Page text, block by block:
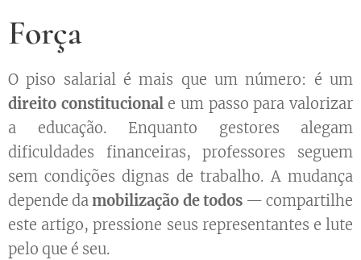
Força
O piso salarial é mais que um número: é um
direito constitucionale um passo para valorizar
a educação. Enquanto gestores alegam
dificuldades financeiras, professores seguem
sem condições dignas de trabalho. A mudança
depende damobilização de todos— compartilhe
este artigo, pressione seus representantes e lute
pelo que é seu.